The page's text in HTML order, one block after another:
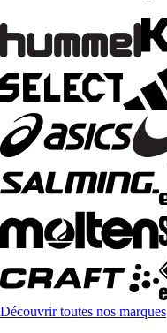
Découvrir toutes nos marques